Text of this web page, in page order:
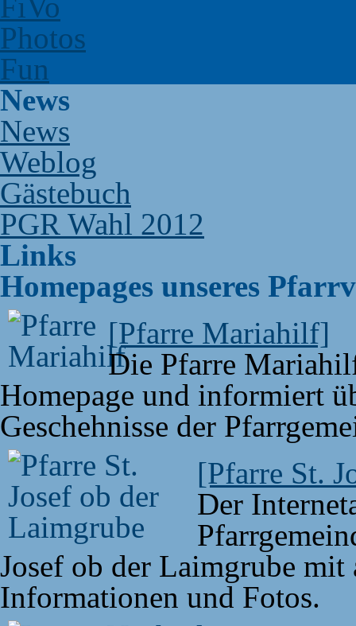
Photos
Fun
News
News
Weblog
Gästebuch
PGR Wahl 2012
Links
Homepages unseres
[Pfarre Mariahilf]
Die Pfarre
Homepage und informiert
Geschehnisse der
[Pfarre St.
Der
Josef ob der Laimgrube
Informationen und Fotos.